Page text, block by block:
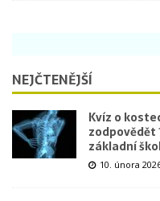
NEJČTENĚJŠÍ
Kvíz o
zodpovědět
základní
10. února